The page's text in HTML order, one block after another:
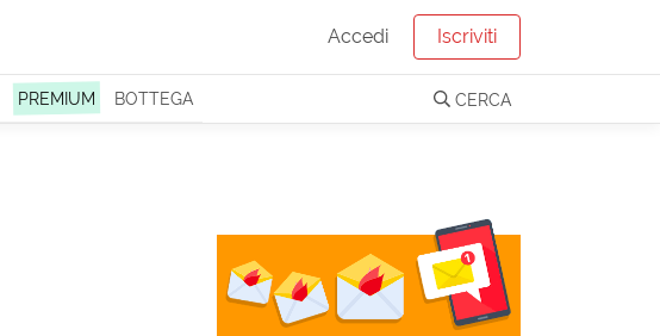
Accedi Iscriviti
PREMIUM BOTTEGA CERCA